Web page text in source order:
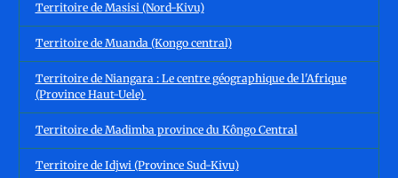
Territoire de Masisi (Nord-Kivu)
Territoire de Muanda (Kongo central)
Territoire de Niangara : Le centre géographique de l'Afrique
(Province Haut-Uele)
Territoire de Madimba province du Kôngo Central
Territoire de Idjwi (Province Sud-Kivu)